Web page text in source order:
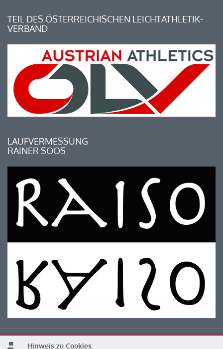
Hinweis zu Cookies.
TEIL DES ÖSTERREICHISCHEN LEICHTATHLETIK-
VERBAND
LAUFVERMESSUNG
RAINER SOOS